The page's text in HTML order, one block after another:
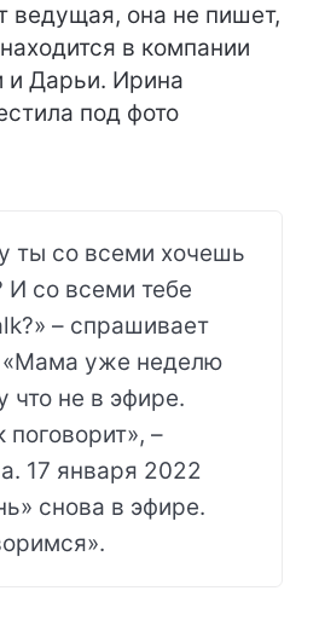
ведущая, она не пишет,
в компании
Дарьи. Ирина
под фото
ты со всеми хочешь
И со всеми тебе
– спрашивает
уже неделю
что не в эфире.
поговорит», –
17 января 2022
снова в эфире.